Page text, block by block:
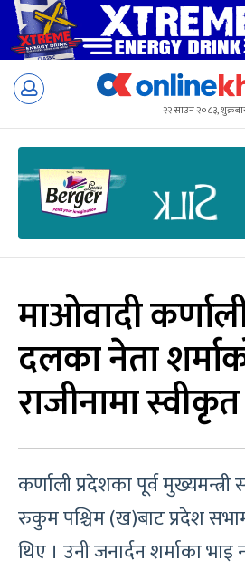
Skip
२२ साउन २०८३,
माओवादी
दलका नेता
राजीनामा स्वीकृत
कर्णाली प्रदेशका पूर्व
रुकुम पश्चिम (ख)बाट प्रदेश
थिए । उनी जनार्दन शर्माका भाइ